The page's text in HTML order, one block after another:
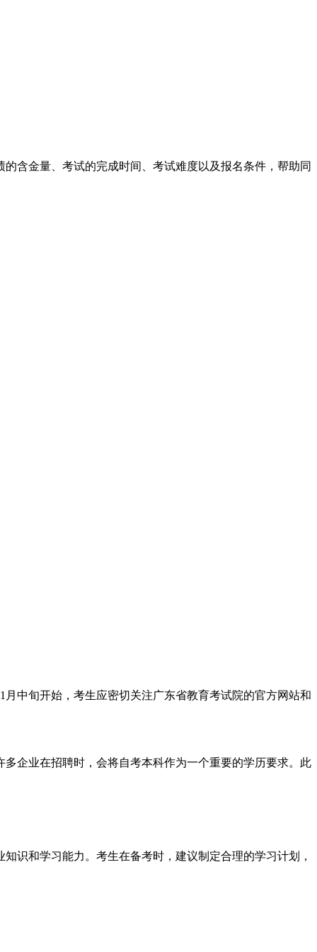
含金量、考试的完成时间、考试难度以及报名条件，帮助同
中旬开始，考生应密切关注广东省教育考试院的官方网站和
企业在招聘时，会将自考本科作为一个重要的学历要求。此
识和学习能力。考生在备考时，建议制定合理的学习计划，